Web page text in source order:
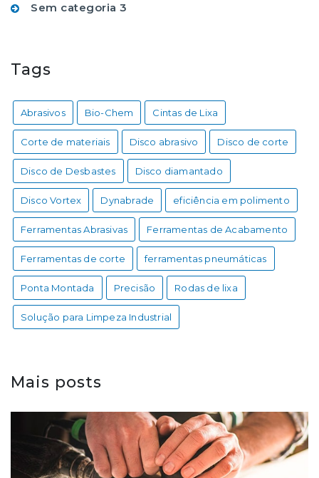
Sem categoria 3
Tags
Abrasivos Bio-Chem Cintas de Lixa
Corte de materiais Disco abrasivo Disco de corte
Disco de Desbastes Disco diamantado
Disco Vortex Dynabrade eficiência em polimento
Ferramentas Abrasivas Ferramentas de Acabamento
Ferramentas de corte ferramentas pneumáticas
Ponta Montada Precisão Rodas de lixa
Solução para Limpeza Industrial
Mais posts